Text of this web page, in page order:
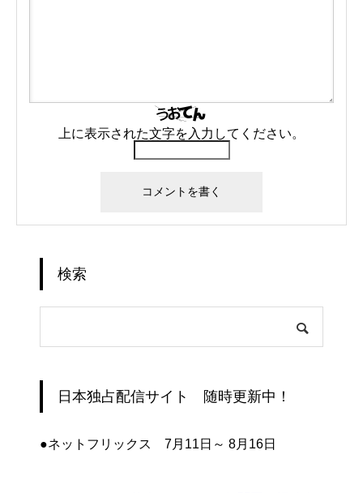
上に表示された文字を入力してください。
検索
日本独占配信サイト 随時更新中！
●ネットフリックス 7月11日～ 8月16日